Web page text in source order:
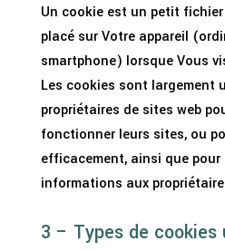
Un cookie est un petit
placé sur Votre appareil
smartphone) lorsque Vous
Les cookies sont largement
propriétaires de sites web
fonctionner leurs sites, ou
efficacement, ainsi que
informations aux
3 – Types de cookies